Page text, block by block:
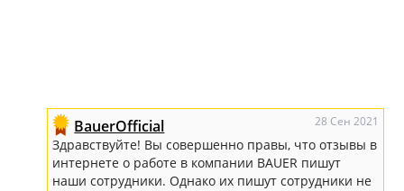
BauerOfficial 28 Сен 2021
Здравствуйте! Вы совершенно правы, что отзывы в
интернете о работе в компании BAUER пишут
наши сотрудники. Однако их пишут сотрудники не